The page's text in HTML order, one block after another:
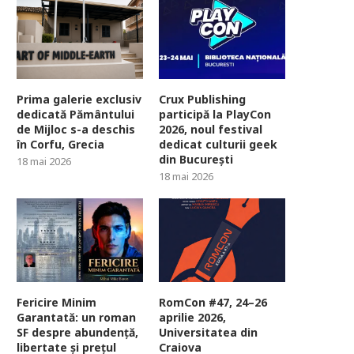
Prima galerie exclusiv
dedicată Pământului
de Mijloc s-a deschis
în Corfu, Grecia
18 mai 2026
Crux Publishing
participă la PlayCon
2026, noul festival
dedicat culturii geek
din București
18 mai 2026
Fericire Minim
Garantată: un roman
SF despre abundență,
libertate și prețul
RomCon #47, 24–26
aprilie 2026,
Universitatea din
Craiova